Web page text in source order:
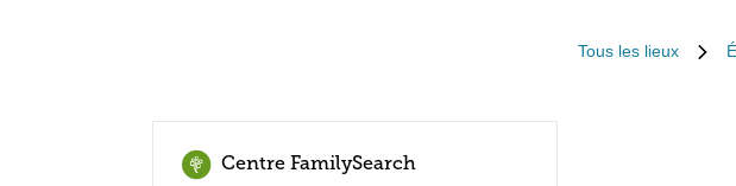
Tous les lieux
Centre FamilySearch